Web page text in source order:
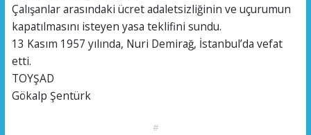
Çalışanlar arasındaki ücret adaletsizliğinin ve uçurumun
kapatılmasını isteyen yasa teklifini sundu.
13 Kasım 1957 yılında, Nuri Demirağ, İstanbul’da vefat
etti.
TOYŞAD
Gökalp Şentürk
#